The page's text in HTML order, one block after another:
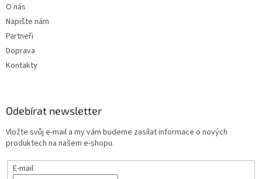
O nás
Napište nám
Partneři
Doprava
Kontakty
Odebírat newsletter
Vložte svůj e-mail a my vám budeme zasílat informace o nových
produktech na našem e-shopu.
E-mail